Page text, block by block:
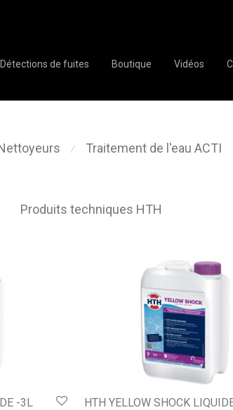
Détections de fuites Boutique Vidéos
⁄ Traitement de l'eau ACTI
Produits techniques HTH
-3L HTH YELLOW SHOCK